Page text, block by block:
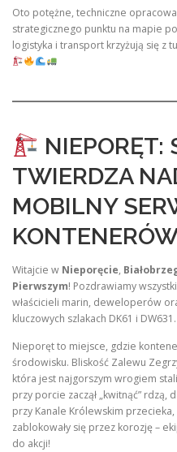
Oto potężne, techniczne
strategicznego punktu na mapie
logistyka i transport krzyżują się z
NIEPORĘT:
TWIERDZA
MOBILNY
Witajcie w Nieporęcie,
Pierwszym! Pozdrawiamy
właścicieli marin, deweloperów
kluczowych szlakach DK61 i DW631.
Nieporęt to miejsce, gdzie
środowisku. Bliskość Zalewu
która jest najgorszym wrogiem
przy porcie zaczął „kwitnąć”
przy Kanale Królewskim
zablokowały się przez korozję –
do akcji!